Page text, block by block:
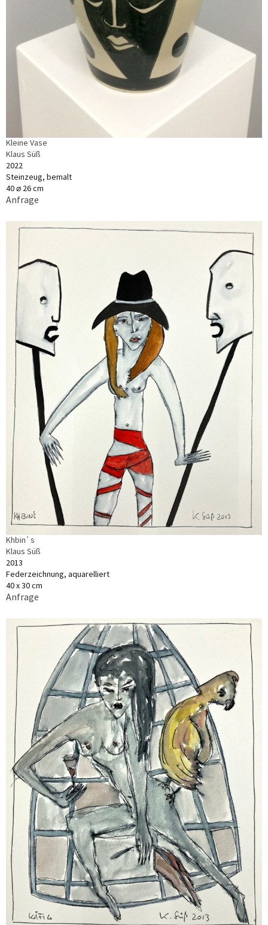
Kleine Vase
Klaus Süß
2022
Steinzeug, bemalt
40 ⌀ 26 cm
Anfrage
Khbin`s
Klaus Süß
2013
Federzeichnung, aquarelliert
40 x 30 cm
Anfrage